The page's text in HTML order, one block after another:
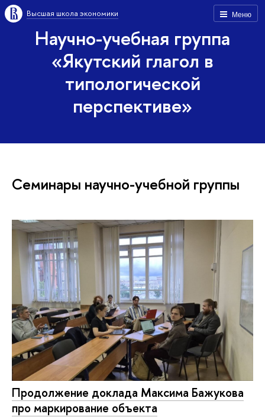
Меню
Высшая школа экономики
Научно-учебная группа
«Якутский глагол в
типологической
перспективе»
Семинары научно-учебной группы
Продолжение доклада Максима Бажукова
про маркирование объекта